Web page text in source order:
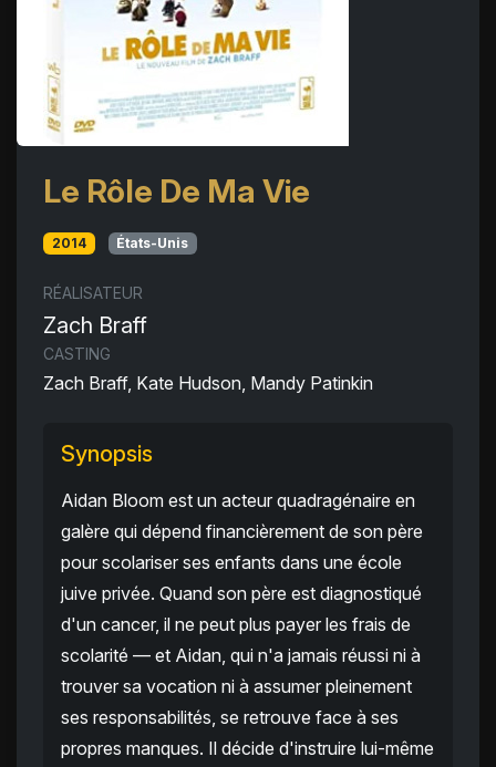
Le Rôle De Ma Vie
2014 États-Unis
RÉALISATEUR
Zach Braff
CASTING
Zach Braff, Kate Hudson, Mandy Patinkin
Synopsis
Aidan Bloom est un acteur quadragénaire en
galère qui dépend financièrement de son père
pour scolariser ses enfants dans une école
juive privée. Quand son père est diagnostiqué
d'un cancer, il ne peut plus payer les frais de
scolarité — et Aidan, qui n'a jamais réussi ni à
trouver sa vocation ni à assumer pleinement
ses responsabilités, se retrouve face à ses
propres manques. Il décide d'instruire lui-même